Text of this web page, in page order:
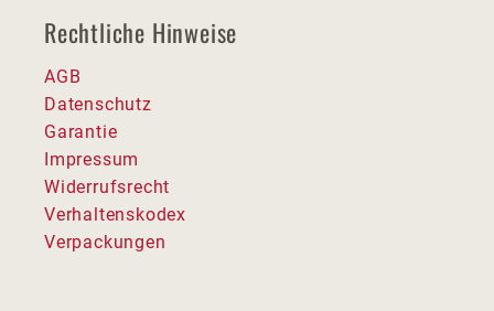
Rechtliche Hinweise
AGB
Datenschutz
Garantie
Impressum
Widerrufsrecht
Verhaltenskodex
Verpackungen